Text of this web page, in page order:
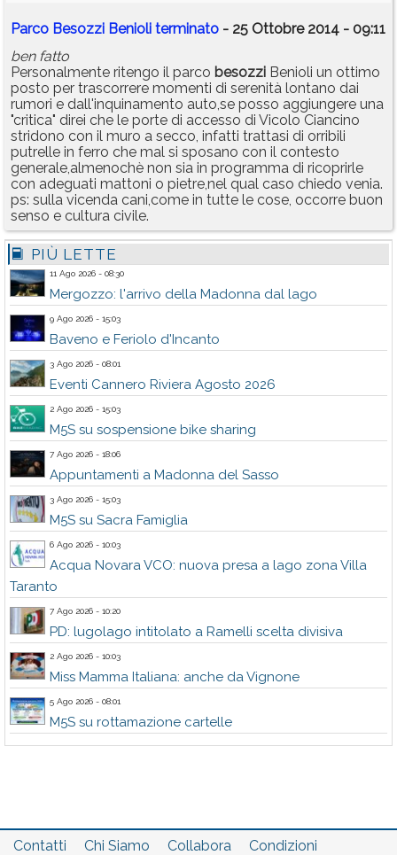
Parco Besozzi Benioli terminato - 25 Ottobre 2014 - 09:11
ben fatto
Personalmente ritengo il parco besozzi Benioli un ottimo
posto per trascorrere momenti di serenità lontano dai
rumori e dall'inquinamento auto,se posso aggiungere una
"critica" direi che le porte di accesso di Vicolo Ciancino
stridono con il muro a secco, infatti trattasi di orribili
putrelle in ferro che mal si sposano con il contesto
generale,almenochè non sia in programma di ricoprirle
con adeguati mattoni o pietre,nel qual caso chiedo venia.
ps: sulla vicenda cani,come in tutte le cose, occorre buon
senso e cultura civile.
PIÙ LETTE
11 Ago 2026 - 08:30
Mergozzo: l'arrivo della Madonna dal lago
9 Ago 2026 - 15:03
Baveno e Feriolo d'Incanto
3 Ago 2026 - 08:01
Eventi Cannero Riviera Agosto 2026
2 Ago 2026 - 15:03
M5S su sospensione bike sharing
7 Ago 2026 - 18:06
Appuntamenti a Madonna del Sasso
3 Ago 2026 - 15:03
M5S su Sacra Famiglia
6 Ago 2026 - 10:03
Acqua Novara VCO: nuova presa a lago zona Villa
Taranto
7 Ago 2026 - 10:20
PD: lugolago intitolato a Ramelli scelta divisiva
2 Ago 2026 - 10:03
Miss Mamma Italiana: anche da Vignone
5 Ago 2026 - 08:01
M5S su rottamazione cartelle
Contatti Chi Siamo Collabora Condizioni